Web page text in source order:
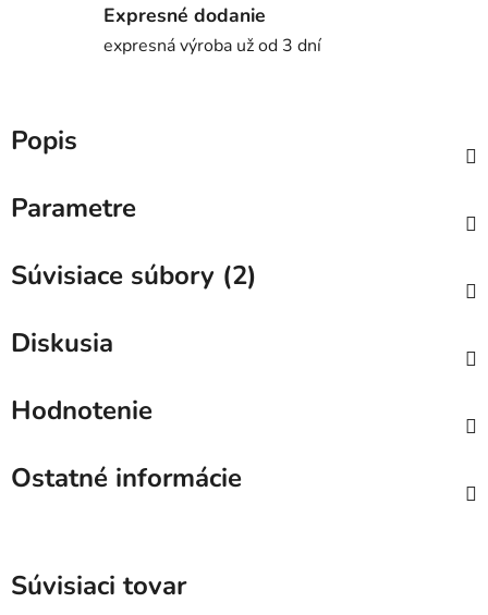
Expresné dodanie
expresná výroba už od 3 dní
Popis
Parametre
Súvisiace súbory (2)
Diskusia
Hodnotenie
Ostatné informácie
Súvisiaci tovar